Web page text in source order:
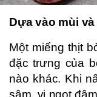
Dựa vào mùi
Một miếng thịt
đặc trưng của
nào khác. Khi
sậm, vị ngọt